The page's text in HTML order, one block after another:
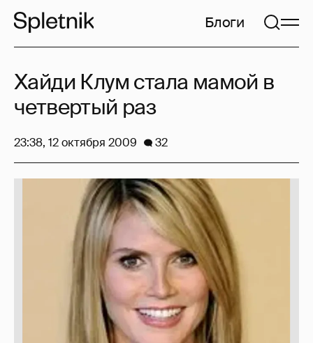
Блоги
Хайди Клум стала мамой в
четвертый раз
23:38, 12 октября 2009 32